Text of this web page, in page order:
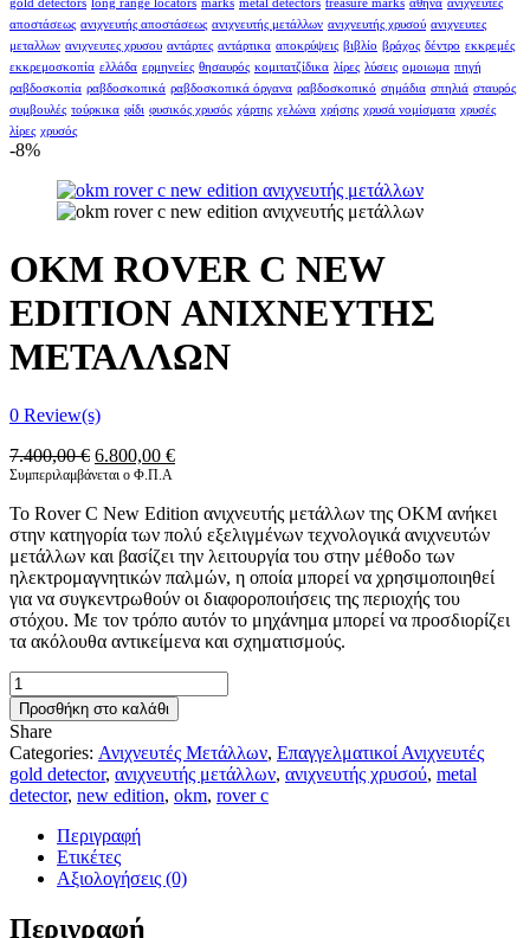
gold detectors long range locators marks metal detectors treasure marks αθήνα ανιχνευτές
αποστάσεως ανιχνευτής αποστάσεως ανιχνευτής μετάλλων ανιχνευτής χρυσού ανιχνευτες
μεταλλων ανιχνευτες χρυσου αντάρτες αντάρτικα αποκρύψεις βιβλίο βράχος δέντρο εκκρεμές
εκκρεμοσκοπία ελλάδα ερμηνείες θησαυρός κομιτατζίδικα λίρες λύσεις ομοιωμα πηγή
ραβδοσκοπία ραβδοσκοπικά ραβδοσκοπικά όργανα ραβδοσκοπικό σημάδια σπηλιά σταυρός
συμβουλές τούρκικα φίδι φυσικός χρυσός χάρτης χελώνα χρήσης χρυσά νομίσματα χρυσές
λίρες χρυσός
-8%
OKM ROVER C NEW
EDITION ΑΝΙΧΝΕΥΤΗΣ
ΜΕΤΑΛΛΩΝ
0 Review(s)
7.400,00€ Original
price
7.400,00 €.
6.800,00 €Η
είναι:
6.800,00 €.
Συμπεριλαμβάνεται ο Φ.Π.Α
To Rover C New Edition ανιχνευτής μετάλλων της ΟΚΜ ανήκει
στην κατηγορία των πολύ εξελιγμένων τεχνολογικά ανιχνευτών
μετάλλων και βασίζει την λειτουργία του στην μέθοδο των
ηλεκτρομαγνητικών παλμών, η οποία μπορεί να χρησιμοποιηθεί
για να συγκεντρωθούν οι διαφοροποιήσεις της περιοχής του
στόχου. Με τον τρόπο αυτόν το μηχάνημα μπορεί να προσδιορίζει
τα ακόλουθα αντικείμενα και σχηματισμούς.
OKM
ROVER
C
NEW
EDITION
ΑΝΙΧΝΕΥΤΗΣ
ΜΕΤΑΛΛΩΝ
ποσότητα
Προσθήκη στο καλάθι
Share
Categories: Ανιχνευτές Μετάλλων, Επαγγελματικοί Ανιχνευτές
gold detector, ανιχνευτής μετάλλων, ανιχνευτής χρυσού, metal
detector, new edition, okm, rover c
Περιγραφή
Ετικέτες
Αξιολογήσεις (0)
Περιγραφή